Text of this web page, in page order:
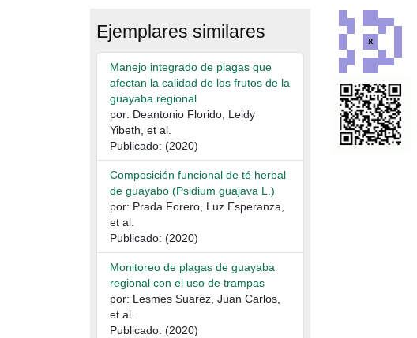
Ejemplares similares
Manejo integrado de plagas que
afectan la calidad de los frutos de la
guayaba regional
por: Deantonio Florido, Leidy
Yibeth, et al.
Publicado: (2020)
Composición funcional de té herbal
de guayabo (Psidium guajava L.)
por: Prada Forero, Luz Esperanza,
et al.
Publicado: (2020)
Monitoreo de plagas de guayaba
regional con el uso de trampas
por: Lesmes Suarez, Juan Carlos,
et al.
Publicado: (2020)